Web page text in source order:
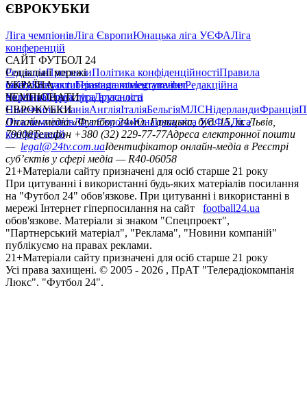
ЄВРОКУБКИ
Ліга чемпіонівЛіга ЄвропиЮнацька ліга УЄФАЛіга
конференцій
САЙТ ФУТБОЛ 24
РедакціяПрогнозиПолітика конфіденційностіПравила
сайтуКонтактиПравила коментуванняРедакційна
політикаСтруктура власності
Соціальні мережі
facebookxyoutubeinstagramtelegramviber
УКРАЇНА
УкраїнаПерша лігаДруга ліга
ЧЕМПІОНАТИ
НімеччинаІспаніяАнгліяІталіяБельгіяМЛСНідерландиФранція
ЄВРОКУБКИ
Ліга чемпіонівЛіга ЄвропиЮнацька ліга УЄФАЛіга
конференцій
Онлайн-медіа «Футбол 24»пл. Галицька, буд. 15, м. Львів,
79008Телефон +380 (32) 229-77-77Адреса електронної пошти
— legal@24tv.com.uaІдентифікатор онлайн-медіа в Реєстрі
суб’єктів у сфері медіа — R40-06058
21+Матеріали сайту призначені для осіб старше 21 року
При цитуванні і використанні будь-яких матеріалів посилання
на "Футбол 24" обов'язкове. При цитуванні і використанні в
мережі Інтернет гіперпосилання на сайт
football24.ua
обов'язкове. Матеріали зі знаком "Спецпроект",
"Партнерський матеріал", "Реклама", "Новини компаній"
публікуємо на правах реклами.
21+Матеріали сайту призначені для осіб старше 21 року
Усi права захищенi. © 2005 - 2026 , ПрАТ "Телерадіокомпанія
Люкс". "Футбол 24".